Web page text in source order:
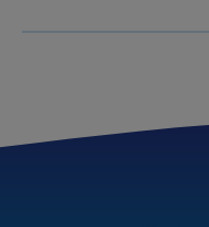
Quick Access